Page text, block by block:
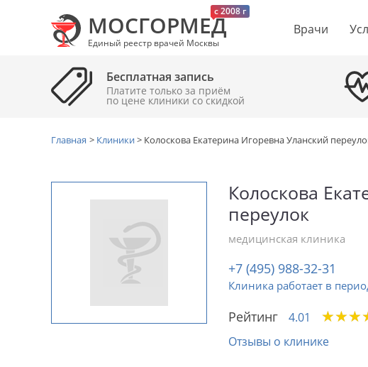
c 2008 г
МОСГОРМЕД
Единый реестр врачей Москвы
Врачи
Бесплатная запись
Платите только за приём
по цене клиники cо скидкой
Главная > Клиники> Колоскова Екатерина Игоревна Уланский
Колоскова
переулок
медицинская клиника
+7 (495) 988-32-31
Клиника работает в
Рейтинг 4.01 ★★★
★★★
Отзывы о клинике